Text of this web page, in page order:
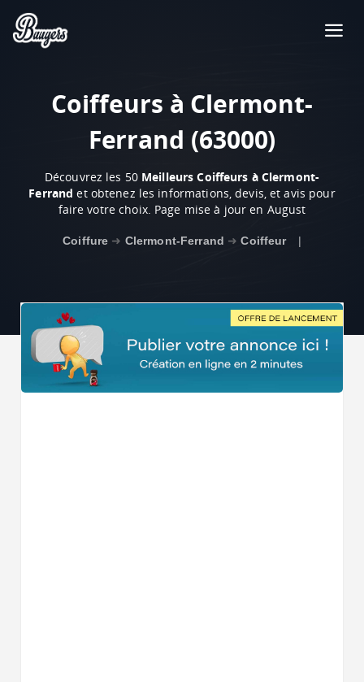
Coiffeurs à Clermont-
Ferrand (63000)
Découvrez les 50 Meilleurs Coiffeurs à Clermont-
Ferrand et obtenez les informations, devis, et avis pour
faire votre choix. Page mise à jour en August
Coiffure ➜ Clermont-Ferrand ➜Coiffeur |